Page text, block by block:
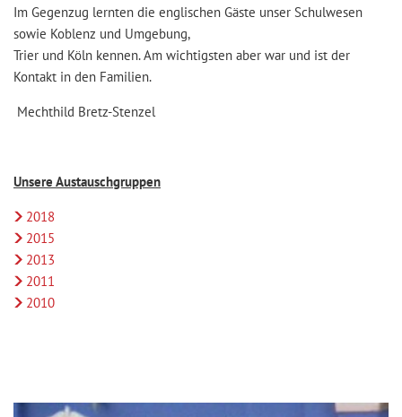
Im Gegenzug lernten die englischen Gäste unser Schulwesen
sowie Koblenz und Umgebung,
Trier und Köln kennen. Am wichtigsten aber war und ist der
Kontakt in den Familien.
Mechthild Bretz-Stenzel
Unsere Austauschgruppen
2018
2015
2013
2011
2010